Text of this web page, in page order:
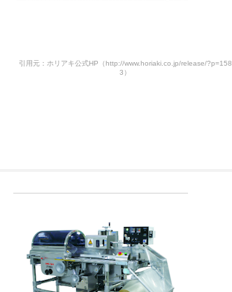
引用元：ホリアキ公式HP（http://www.horiaki.co.jp/release/?p=158
3）